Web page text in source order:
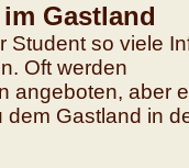
Gastland
Student so viele
Oft werden
angeboten, aber
Gastland in